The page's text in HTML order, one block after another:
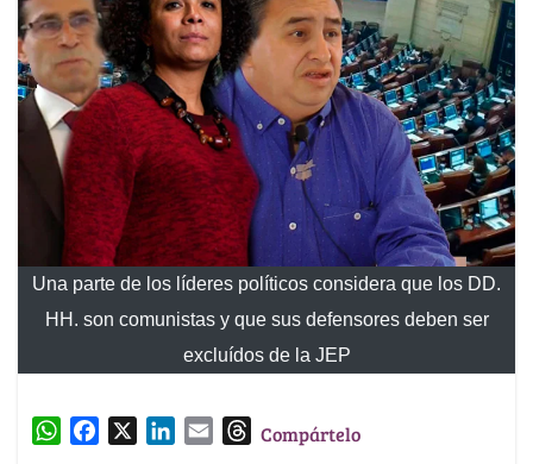
Una parte de los líderes políticos considera que los DD.
HH. son comunistas y que sus defensores deben ser
excluídos de la JEP
W
TCompártelo